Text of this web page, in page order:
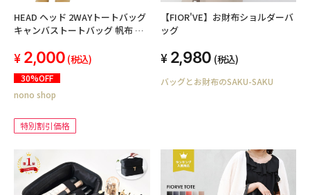
HEAD ヘッド 2WAYトートバッグ
キャンバストートバッグ 帆布 ハ
ルダーベルト付き 軽量 ブランド
ロゴ 通勤 通学 塾 アウトドア ス
クールバッグ サブバッグ マイバ
ッグ おしゃれ エコバッグ キッズ
ディース 男女兼用 HD-0007
2,000 (税込)
30%OFF
nono shop
特別割引価格
【FIOR'VE】お財布ショルダーバ
ッグ
2,980 (税込)
バッグとお財布のSAKU-SAKU